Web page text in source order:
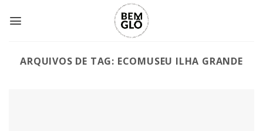
ARQUIVOS DE TAG: ECOMUSEU ILHA GRANDE